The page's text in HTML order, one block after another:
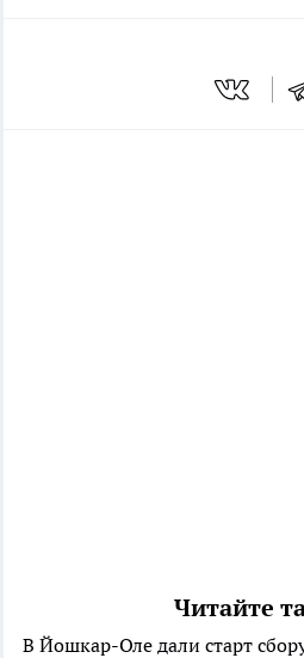
Читайте
В Йошкар-Оле дали старт